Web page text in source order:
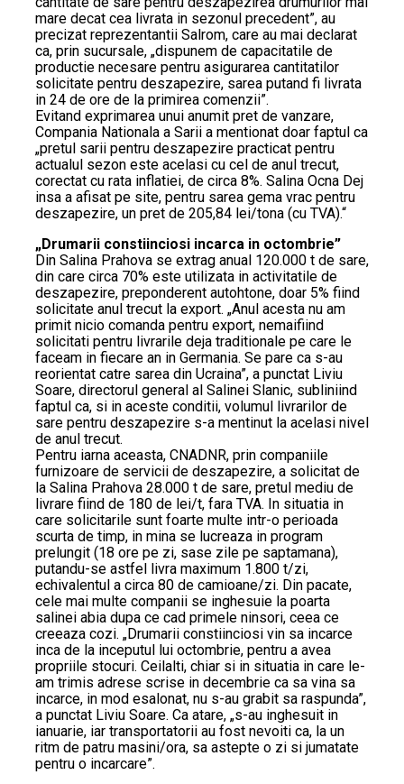
mare decat cea livrata in sezonul precedent”, au
precizat reprezentantii Salrom, care au mai declarat
ca, prin sucursale, „dispunem de capacitatile de
productie necesare pentru asigurarea cantitatilor
solicitate pentru deszapezire, sarea putand fi livrata
in 24 de ore de la primirea comenzii”.
Evitand exprimarea unui anumit pret de vanzare,
Compania Nationala a Sarii a mentionat doar faptul ca
„pretul sarii pentru deszapezire practicat pentru
actualul sezon este acelasi cu cel de anul trecut,
corectat cu rata inflatiei, de circa 8%. Salina Ocna Dej
insa a afisat pe site, pentru sarea gema vrac pentru
deszapezire, un pret de 205,84 lei/tona (cu TVA).“
„Drumarii constiinciosi incarca in octombrie”
Din Salina Prahova se extrag anual 120.000 t de sare,
din care circa 70% este utilizata in activitatile de
deszapezire, preponderent autohtone, doar 5% fiind
solicitate anul trecut la export. „Anul acesta nu am
primit nicio comanda pentru export, nemaifiind
solicitati pentru livrarile deja traditionale pe care le
faceam in fiecare an in Germania. Se pare ca s-au
reorientat catre sarea din Ucraina”, a punctat Liviu
Soare, directorul general al Salinei Slanic, subliniind
faptul ca, si in aceste conditii, volumul livrarilor de
sare pentru deszapezire s-a mentinut la acelasi nivel
de anul trecut.
Pentru iarna aceasta, CNADNR, prin companiile
furnizoare de servicii de deszapezire, a solicitat de
la Salina Prahova 28.000 t de sare, pretul mediu de
livrare fiind de 180 de lei/t, fara TVA. In situatia in
care solicitarile sunt foarte multe intr-o perioada
scurta de timp, in mina se lucreaza in program
prelungit (18 ore pe zi, sase zile pe saptamana),
putandu-se astfel livra maximum 1.800 t/zi,
echivalentul a circa 80 de camioane/zi. Din pacate,
cele mai multe companii se inghesuie la poarta
salinei abia dupa ce cad primele ninsori, ceea ce
creeaza cozi. „Drumarii constiinciosi vin sa incarce
inca de la inceputul lui octombrie, pentru a avea
propriile stocuri. Ceilalti, chiar si in situatia in care le-
am trimis adrese scrise in decembrie ca sa vina sa
incarce, in mod esalonat, nu s-au grabit sa raspunda”,
a punctat Liviu Soare. Ca atare, „s-au inghesuit in
ianuarie, iar transportatorii au fost nevoiti ca, la un
ritm de patru masini/ora, sa astepte o zi si jumatate
pentru o incarcare”.